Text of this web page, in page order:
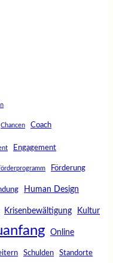
Chancen Coach
Engagement
Förderung
Human Design
Krisenbewältigung Kultur
Online
Schulden Standorte